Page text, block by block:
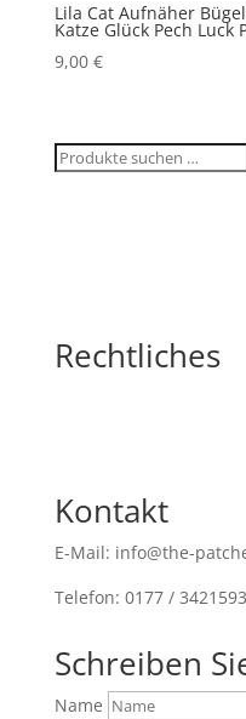
Lila Cat Aufnäher
Katze Glück Pech Luck
9,00 €
Suchen
Rechtliches
Kontakt
E-Mail: info@the-
Telefon: 0177 / 3421593
Schreiben
Name